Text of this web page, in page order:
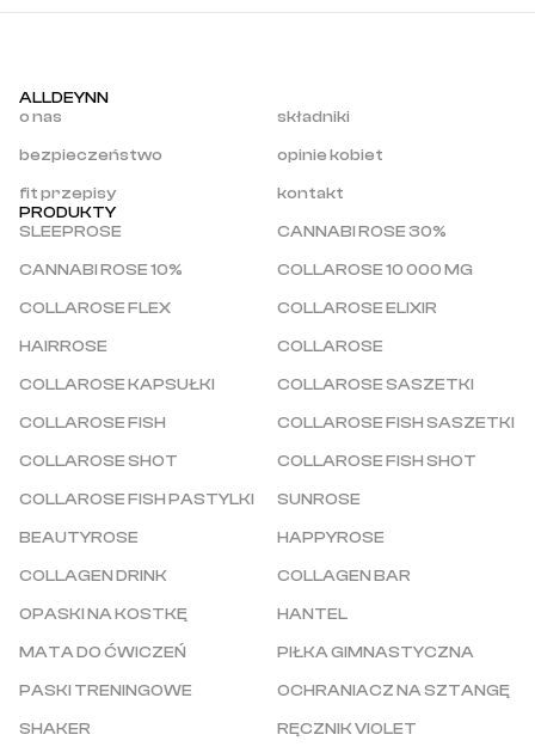
ALLDEYNN
o nas
składniki
bezpieczeństwo
opinie kobiet
fit przepisy
kontakt
PRODUKTY
SLEEPROSE
CANNABI ROSE 30%
CANNABI ROSE 10%
COLLAROSE 10 000 MG
COLLAROSE FLEX
COLLAROSE ELIXIR
HAIRROSE
COLLAROSE
COLLAROSE KAPSUŁKI
COLLAROSE SASZETKI
COLLAROSE FISH
COLLAROSE FISH SASZETKI
COLLAROSE SHOT
COLLAROSE FISH SHOT
COLLAROSE FISH PASTYLKI
SUNROSE
BEAUTYROSE
HAPPYROSE
COLLAGEN DRINK
COLLAGEN BAR
OPASKI NA KOSTKĘ
HANTEL
MATA DO ĆWICZEŃ
PIŁKA GIMNASTYCZNA
PASKI TRENINGOWE
OCHRANIACZ NA SZTANGĘ
SHAKER
RĘCZNIK VIOLET